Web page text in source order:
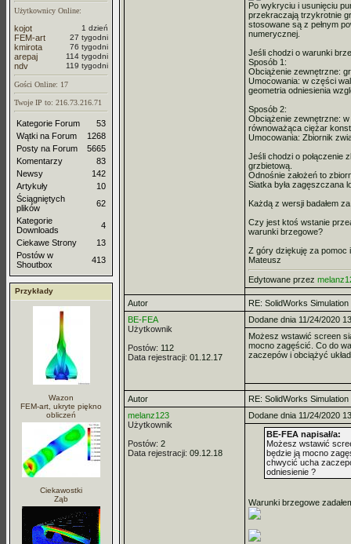
Użytkownicy Online:
kojot 1 dzień
FEM-art 27 tygodni
kmirota 76 tygodni
arepaj 114 tygodni
ndv 119 tygodni
Gości Online: 17
Twoje IP to: 216.73.216.71
Kategorie Forum
53
Wątki na Forum
1268
Posty na Forum
5665
Komentarzy
83
Newsy
142
Artykuły
10
Ściągniętych
plików
62
Kategorie
Downloads
4
Ciekawe Strony
13
Postów w
Shoutbox
413
Przykłady
Wazon
FEM-art, ukryte piękno
obliczeń
Ciekawostki
Ząb
Po wykryciu i usunięciu
przekraczają trzykrotnie
stosowane są z pełnym
numerycznej.
Jeśli chodzi o warunki
Sposób 1:
Obciążenie zewnętrzne:
Umocowania: w części
geometria odniesienia
Sposób 2:
Obciążenie zewnętrzne:
równoważąca ciężar
Umocowania: Zbiornik
Jeśli chodzi o połączenie
grzbietową.
Odnośnie założeń to
Siatka była zagęszczana
Każdą z wersji badałem
Czy jest ktoś wstanie
warunki brzegowe?
Z góry dziękuję za pomoc
Mateusz
Edytowane przez
Autor
RE: SolidWorks
BE-FEA
Użytkownik
Postów: 112
Data rejestracji: 01.12.17
Dodane dnia 11/24/2020
Możesz wstawić screen
mocno zagęścić. Co do
zaczepów i obciążyć
Autor
RE: SolidWorks
melanz123
Użytkownik
Postów: 2
Data rejestracji: 09.12.18
Dodane dnia 11/24/2020
BE-FEA napisał/a:
Możesz wstawić
będzie ją mocno
chwycić ucha
odniesienie ?
Warunki brzegowe